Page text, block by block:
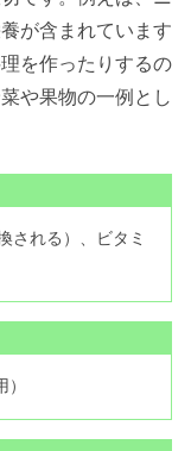
が含まれています
を作ったりするの
や果物の一例とし
される）、ビタミ